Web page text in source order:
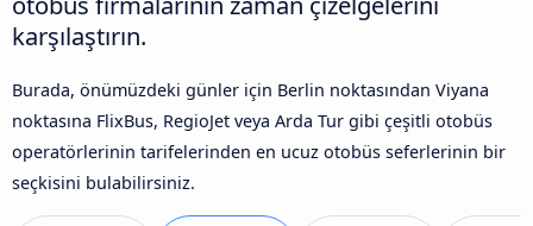
karşılaştırın.
Burada, önümüzdeki günler için Berlin noktasından Viyana
noktasına FlixBus, RegioJet veya Arda Tur gibi çeşitli otobüs
operatörlerinin tarifelerinden en ucuz otobüs seferlerinin bir
seçkisini bulabilirsiniz.